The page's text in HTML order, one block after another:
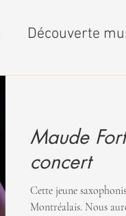
Découverte
Maude
concert
Cette jeune
Montréalais. Nous